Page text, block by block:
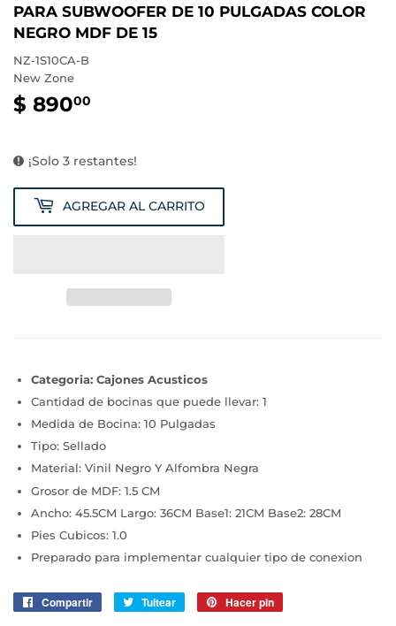
PARA SUBWOOFER DE 10 PULGADAS COLOR
NEGRO MDF DE 15
NZ-1S10CA-B
New Zone
$ 89000
¡Solo 3 restantes!
AGREGAR AL CARRITO
Categoria: Cajones Acusticos
Cantidad de bocinas que puede llevar: 1
Medida de Bocina: 10 Pulgadas
Tipo: Sellado
Material: Vinil Negro Y Alfombra Negra
Grosor de MDF: 1.5 CM
Ancho: 45.5CM Largo: 36CM Base1: 21CM Base2: 28CM
Pies Cubicos: 1.0
Preparado para implementar cualquier tipo de conexion
Compartir
CompartirTuitear
Tuitear Hacer pin